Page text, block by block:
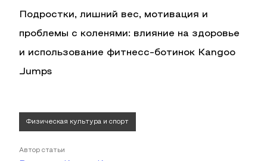
Подростки, лишний вес, мотивация и
проблемы с коленями: влияние на здоровье
и использование фитнесс-ботинок Kangoo
Jumps
Физическая культура и спорт
Автор статьи